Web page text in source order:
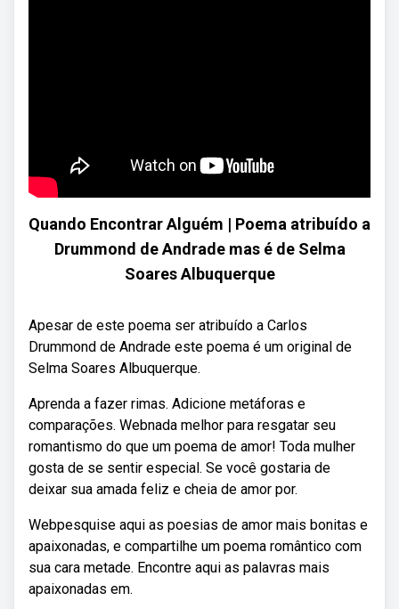
Quando Encontrar Alguém | Poema atribuído a
Drummond de Andrade mas é de Selma
Soares Albuquerque
Apesar de este poema ser atribuído a Carlos
Drummond de Andrade este poema é um original de
Selma Soares Albuquerque.
Aprenda a fazer rimas. Adicione metáforas e
comparações. Webnada melhor para resgatar seu
romantismo do que um poema de amor! Toda mulher
gosta de se sentir especial. Se você gostaria de
deixar sua amada feliz e cheia de amor por.
Webpesquise aqui as poesias de amor mais bonitas e
apaixonadas, e compartilhe um poema romântico com
sua cara metade. Encontre aqui as palavras mais
apaixonadas em.